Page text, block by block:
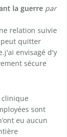
la guerre par
relation suivie
peut quitter
envisagé d'y
sécure
clinique
sont
eu aucun